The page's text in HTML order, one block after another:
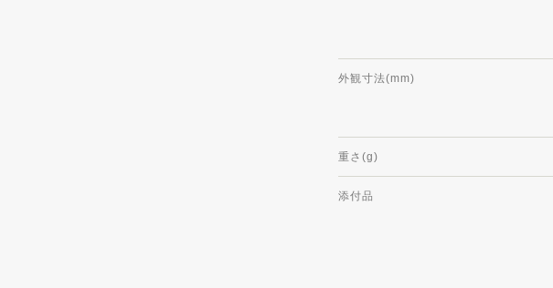
外観寸法(mm)
重さ(g)
添付品